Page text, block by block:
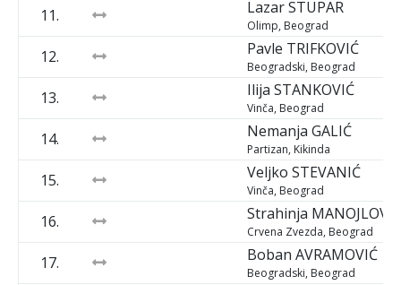
11. LazarSTUPAR
Olimp, Beograd
12. Pavle TRIFKOVIĆ
Beogradski, Beograd
13. Ilija STANKOVIĆ
Vinča, Beograd
14. Nemanja GALIĆ
Partizan, Kikinda
15. Veljko STEVANIĆ
Vinča, Beograd
16. Strahinja MANOJLOVIĆ
Crvena Zvezda, Beograd
17. Boban AVRAMOVIĆ
Beogradski, Beograd